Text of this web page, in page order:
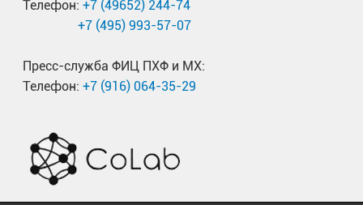
Телефон: +7 (49652) 244-74
+7 (495) 993-57-07
Пресс-служба ФИЦ ПХФ и МХ:
Телефон: +7 (916) 064-35-29